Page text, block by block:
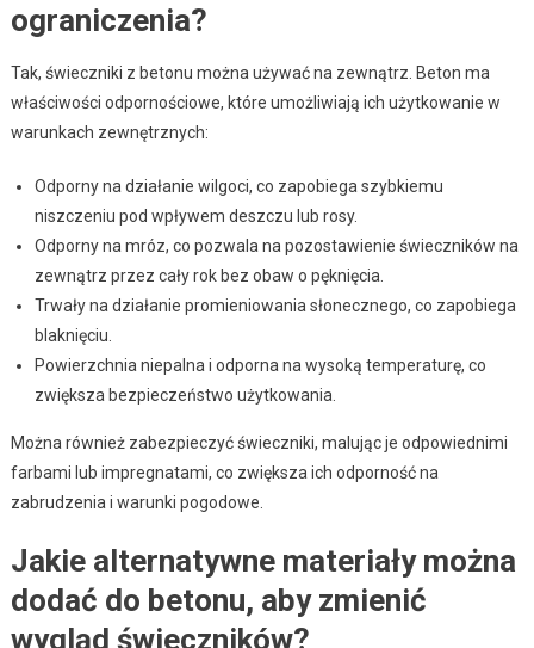
ograniczenia?
Tak, świeczniki z betonu można używać na zewnątrz. Beton ma
właściwości odpornościowe, które umożliwiają ich użytkowanie w
warunkach zewnętrznych:
Odporny na działanie wilgoci, co zapobiega szybkiemu
niszczeniu pod wpływem deszczu lub rosy.
Odporny na mróz, co pozwala na pozostawienie świeczników na
zewnątrz przez cały rok bez obaw o pęknięcia.
Trwały na działanie promieniowania słonecznego, co zapobiega
blaknięciu.
Powierzchnia niepalna i odporna na wysoką temperaturę, co
zwiększa bezpieczeństwo użytkowania.
Można również zabezpieczyć świeczniki, malując je odpowiednimi
farbami lub impregnatami, co zwiększa ich odporność na
zabrudzenia i warunki pogodowe.
Jakie alternatywne materiały można
dodać do betonu, aby zmienić
wygląd świeczników?